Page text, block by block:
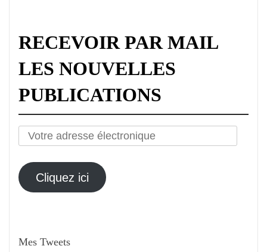
RECEVOIR PAR MAIL
LES NOUVELLES
PUBLICATIONS
Votre
électronique
Cliquez ici
Mes Tweets